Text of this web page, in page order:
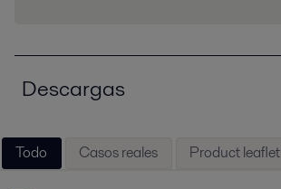
Descargas
Todo Casos reales Product leaflet